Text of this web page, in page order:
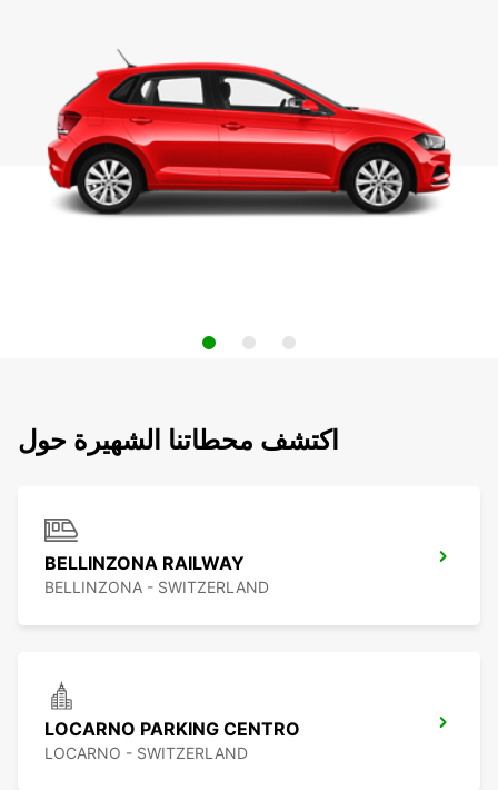
اكتشف محطاتنا الشهيرة حول
BELLINZONA RAILWAY
BELLINZONA - SWITZERLAND
LOCARNO PARKING CENTRO
LOCARNO - SWITZERLAND